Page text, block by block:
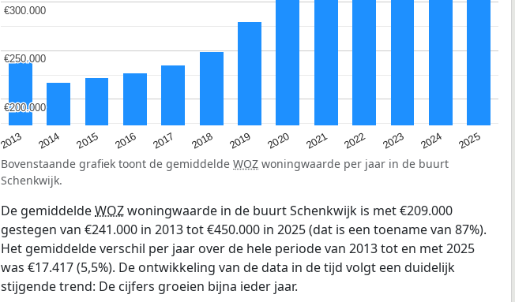
2013 2014 2015 2016 2017 2018 2019 2020 2021 2022 2023 2024 2025
€200.000
€200.000
€250.000
€250.000
€300.000
€300.000
Bovenstaande grafiek toont de gemiddelde WOZ woningwaarde per jaar in de buurt
Schenkwijk.
De gemiddeldeWOZwoningwaarde in de buurt Schenkwijk is met €209.000
gestegen van €241.000 in 2013 tot €450.000 in 2025 (dat is een toename van 87%).
Het gemiddelde verschil per jaar over de hele periode van 2013 tot en met 2025
was €17.417 (5,5%). De ontwikkeling van de data in de tijd volgt een duidelijk
stijgende trend: De cijfers groeien bijna ieder jaar.